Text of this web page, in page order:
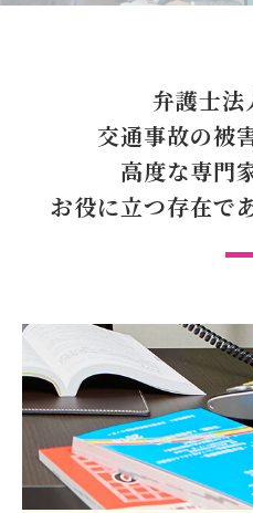
弁護士
交通事故の被
高度な専門
お役に立つ存在で